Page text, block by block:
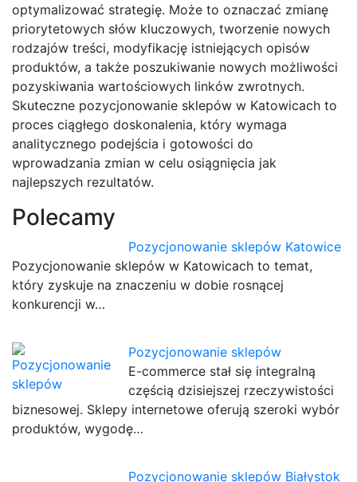
optymalizować strategię. Może to oznaczać zmianę
priorytetowych słów kluczowych, tworzenie nowych
rodzajów treści, modyfikację istniejących opisów
produktów, a także poszukiwanie nowych możliwości
pozyskiwania wartościowych linków zwrotnych.
Skuteczne pozycjonowanie sklepów w Katowicach to
proces ciągłego doskonalenia, który wymaga
analitycznego podejścia i gotowości do
wprowadzania zmian w celu osiągnięcia jak
najlepszych rezultatów.
Polecamy
Pozycjonowanie sklepów Katowice
Pozycjonowanie sklepów w Katowicach to temat,
który zyskuje na znaczeniu w dobie rosnącej
konkurencji w…
Pozycjonowanie sklepów
E-commerce stał się integralną
częścią dzisiejszej rzeczywistości
biznesowej. Sklepy internetowe oferują szeroki wybór
produktów, wygodę…
Pozycjonowanie sklepów Białystok